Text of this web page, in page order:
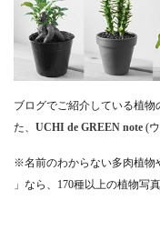
ブログでご紹介している植
た、 UCHI de GREEN note (
※名前のわからない多肉植物
」なら、170種以上の植物写